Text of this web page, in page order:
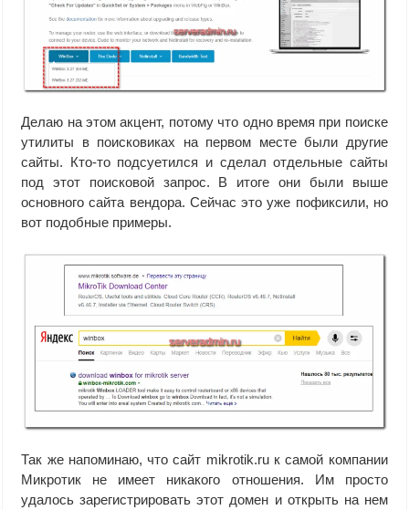
Делаю на этом акцент, потому что одно время при поиске
утилиты в поисковиках на первом месте были другие
сайты. Кто-то подсуетился и сделал отдельные сайты
под этот поисковой запрос. В итоге они были выше
основного сайта вендора. Сейчас это уже пофиксили, но
вот подобные примеры.
Так же напоминаю, что сайт mikrotik.ru к самой компании
Микротик не имеет никакого отношения. Им просто
удалось зарегистрировать этот домен и открыть на нем